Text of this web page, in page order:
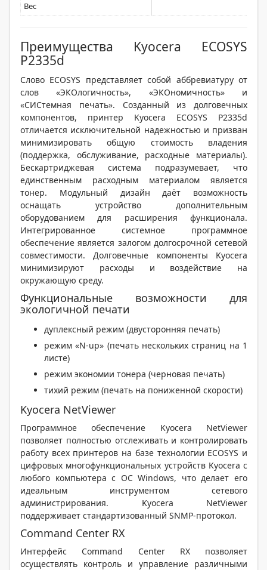
Вес
Преимущества Kyocera ECOSYS
P2335d
Слово ECOSYS представляет собой аббревиатуру от
слов «ЭКОлогичность», «ЭКОномичность» и
«СИСтемная печать». Созданный из долговечных
компонентов, принтер Kyocera ECOSYS P2335d
отличается исключительной надежностью и призван
минимизировать общую стоимость владения
(поддержка, обслуживание, расходные материалы).
Бескартриджевая система подразумевает, что
единственным расходным материалом является
тонер. Модульный дизайн даёт возможность
оснащать устройство дополнительным
оборудованием для расширения функционала.
Интегрированное системное программное
обеспечение является залогом долгосрочной сетевой
совместимости. Долговечные компоненты Kyocera
минимизируют расходы и воздействие на
окружающую среду.
Функциональные возможности для
экологичной печати
дуплексный режим (двусторонняя печать)
режим «N-up» (печать нескольких страниц на 1
листе)
режим экономии тонера (черновая печать)
тихий режим (печать на пониженной скорости)
Kyocera NetViewer
Программное обеспечение Kyocera NetViewer
позволяет полностью отслеживать и контролировать
работу всех принтеров на базе технологии ECOSYS и
цифровых многофункциональных устройств Kyocera с
любого компьютера с ОС Windows, что делает его
идеальным инструментом сетевого
администрирования. Kyocera NetViewer
поддерживает стандартизованный SNMP-протокол.
Command Center RX
Интерфейс Command Center RX позволяет
осуществлять контроль и управление различными